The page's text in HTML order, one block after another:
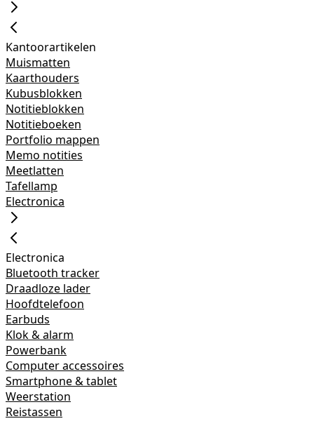
Kantoorartikelen
Muismatten
Kaarthouders
Kubusblokken
Notitieblokken
Notitieboeken
Portfolio mappen
Memo notities
Meetlatten
Tafellamp
Electronica
Electronica
Bluetooth tracker
Draadloze lader
Hoofdtelefoon
Earbuds
Klok & alarm
Powerbank
Computer accessoires
Smartphone & tablet
Weerstation
Reistassen